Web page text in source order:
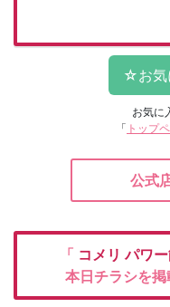
お気に
「 トップ
公式
「 コメリパワ
本日チラシを掲